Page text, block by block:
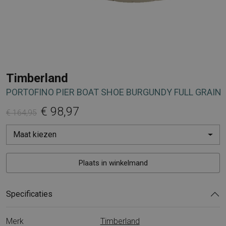
Timberland
PORTOFINO PIER BOAT SHOE BURGUNDY FULL GRAIN
€ 164,95 € 98,97
Maat kiezen
Plaats in winkelmand
Specificaties
Merk
Timberland